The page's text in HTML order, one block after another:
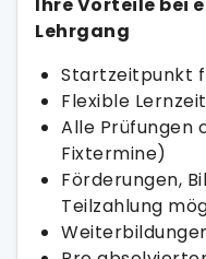
Lehrgang
Startzeitpunkt
Flexible
Alle Prüfungen
Fixtermine)
Förderungen,
Teilzahlung